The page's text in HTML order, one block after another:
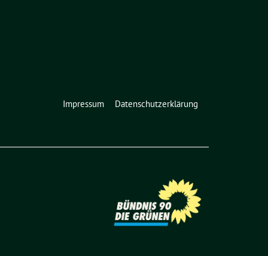
Impressum Datenschutzerklärung